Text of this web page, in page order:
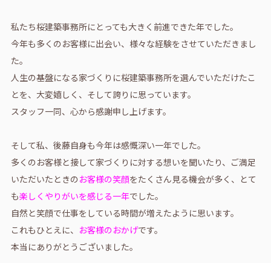
私たち桜建築事務所にとっても大きく前進できた年でした。
今年も多くのお客様に出会い、様々な経験をさせていただきまし
た。
人生の基盤になる家づくりに桜建築事務所を選んでいただけたこ
とを、大変嬉しく、そして誇りに思っています。
スタッフ一同、心から感謝申し上げます。
そして私、後藤自身も今年は感慨深い一年でした。
多くのお客様と接して家づくりに対する想いを聞いたり、ご満足
いただいたときの お客様の笑顔をたくさん見る機会が多く、とて
も楽しくやりがいを感じる一年でした。
自然と笑顔で仕事をしている時間が増えたように思います。
これもひとえに、 お客様のおかげです。
本当にありがとうございました。